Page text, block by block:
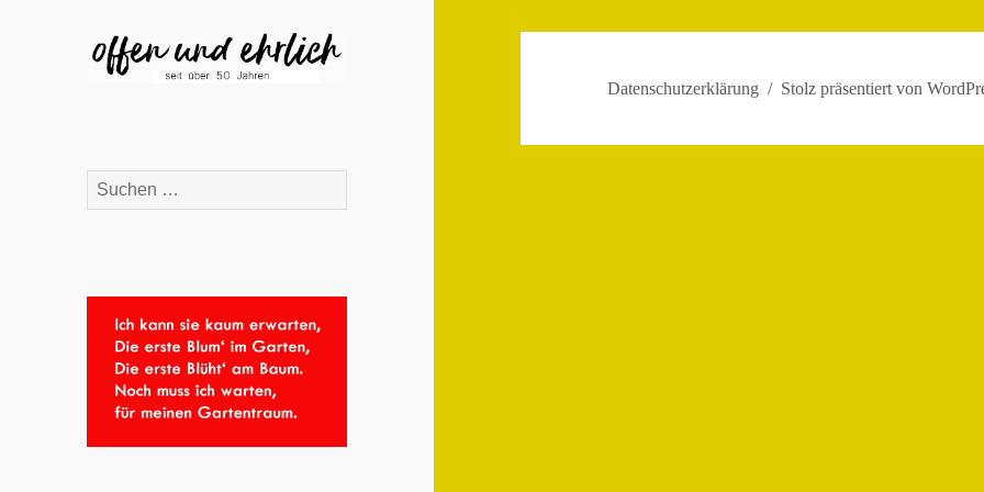
Suchen
nach:
Datenschutzerklärung Stolz präsentiert von